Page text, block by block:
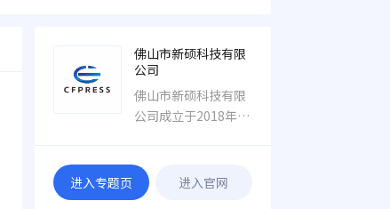
佛山市新硕科技有限
公司
佛山市新硕科技有限
公司成立于2018年，
技企业，拥有一支专
业的技术团队与一流
进入专题页 进入官网